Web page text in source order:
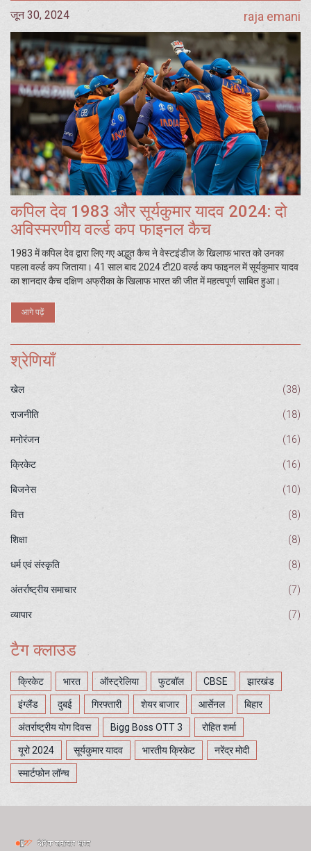
जून 30, 2024 raja emani
कपिल देव 1983 और सूर्यकुमार यादव 2024: दो
अविस्मरणीय वर्ल्ड कप फाइनल कैच
1983 में कपिल देव द्वारा लिए गए अद्भुत कैच ने वेस्टइंडीज के खिलाफ भारत को उनका
पहला वर्ल्ड कप जिताया। 41 साल बाद 2024 टी20 वर्ल्ड कप फाइनल में सूर्यकुमार यादव
का शानदार कैच दक्षिण अफ्रीका के खिलाफ भारत की जीत में महत्वपूर्ण साबित हुआ।
आगे पढ़ें
श्रेणियाँ
खेल (38)
राजनीति (18)
मनोरंजन (16)
क्रिकेट (16)
बिजनेस (10)
वित्त (8)
शिक्षा (8)
धर्म एवं संस्कृति (8)
अंतर्राष्ट्रीय समाचार (7)
व्यापार (7)
टैग क्लाउड
क्रिकेट भारत ऑस्ट्रेलिया फुटबॉल CBSE झारखंड
इंग्लैंड दुबई गिरफ्तारी शेयर बाजार आर्सेनल बिहार
अंतर्राष्ट्रीय योग दिवस Bigg Boss OTT 3 रोहित शर्मा
यूरो 2024 सूर्यकुमार यादव भारतीय क्रिकेट नरेंद्र मोदी
स्मार्टफोन लॉन्च